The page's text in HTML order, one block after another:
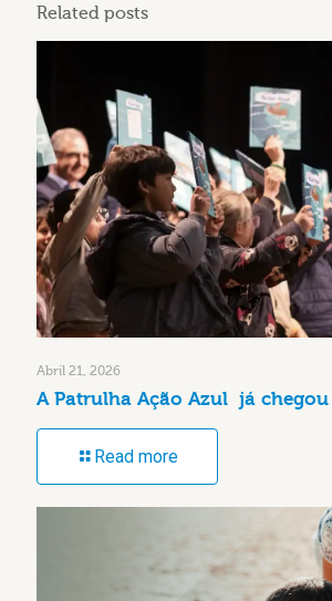
Related posts
Abril 21, 2026
A Patrulha Ação Azul já chegou
Read more